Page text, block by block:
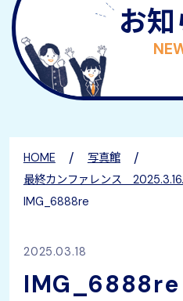
お
HOME / 写真館/
最終カンファレンス
IMG_6888re
2025.03.18
IMG_6888re